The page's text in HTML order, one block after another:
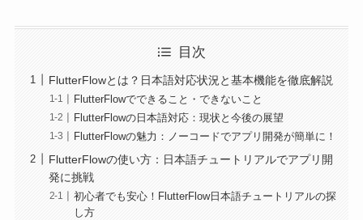
目次
FlutterFlowとは？日本語対応状況と基本機能を徹底解説
FlutterFlowでできること・できないこと
FlutterFlowの日本語対応：現状と今後の展望
FlutterFlowの魅力：ノーコードでアプリ開発が簡単に！
FlutterFlowの使い方：日本語チュートリアルでアプリ開
発に挑戦
初心者でも安心！FlutterFlow日本語チュートリアルの探
し方